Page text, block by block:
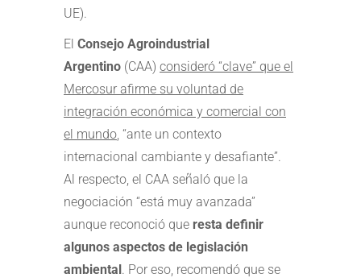
UE).
El Consejo Agroindustrial
Argentino (CAA) consideró “clave” que el
Mercosur afirme su voluntad de
integración económica y comercial con
el mundo , “ante un contexto
internacional cambiante y desafiante”.
Al respecto, el CAA señaló que la
negociación “está muy avanzada”
aunque reconoció que resta definir
algunos aspectos de legislación
ambiental. Por eso, recomendó que se